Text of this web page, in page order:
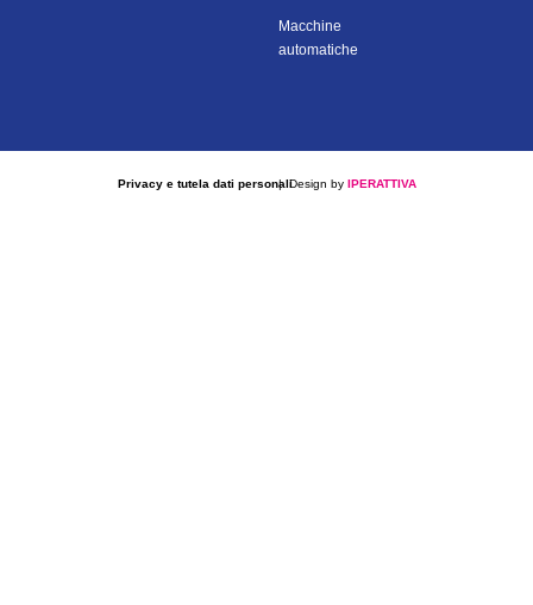
Macchine
automatiche
Privacy e tutela dati personali| Design by IPERATTIVA